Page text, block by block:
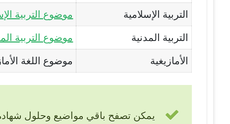
التربية الإسلامية موضوع التربية
التربية المدنية موضوع التربية
الأمازيغية موضوع اللغة
يمكن تصفح باقي مواضيع وحلول